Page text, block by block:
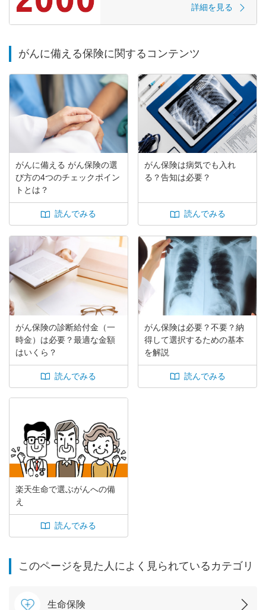
詳細を見る
がんに備える保険に関するコンテンツ
がんに備える がん保険の選
び方の4つのチェックポイン
トとは？
読んでみる
がん保険は病気でも入れ
る？告知は必要？
読んでみる
がん保険の診断給付金（一
時金）は必要？最適な金額
はいくら？
読んでみる
がん保険は必要？不要？納
得して選択するための基本
を解説
読んでみる
楽天生命で選ぶがんへの備
え
読んでみる
このページを見た人によく見られているカテゴリ
生命保険